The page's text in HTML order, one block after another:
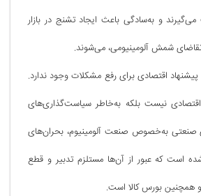
و به‌سادگی باعث ایجاد تشنج در بازار
شمش آلومینیومی، می‌شوند.
اقتصادی برای رفع مشکلات وجود ندارد.
اقتصادی نیست بلکه به‌خاطر سیاست‌گذاری‌های
به‌خصوص صنعت آلومینیوم، بحران‌های
است که عبور از آن‌ها مستلزم تدبیر و قطع
همچنین بورس کالا است.